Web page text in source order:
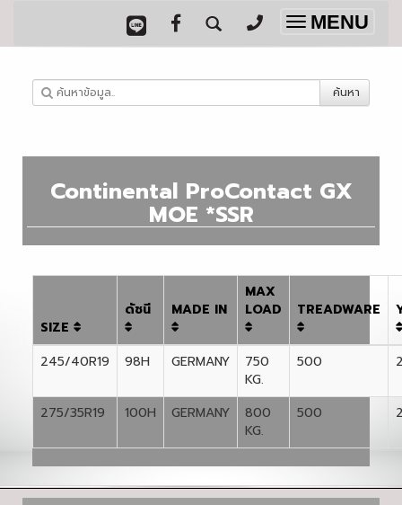
Toggle
navigation
MENU
ค้นหา
Continental ProContact GX
MOE *SSR
SIZE
ดัชนี MADE IN
MAX
LOAD
TREADWARE
245/40R19 98H GERMANY
750
KG.
500
275/35R19 100H GERMANY
800
KG.
500